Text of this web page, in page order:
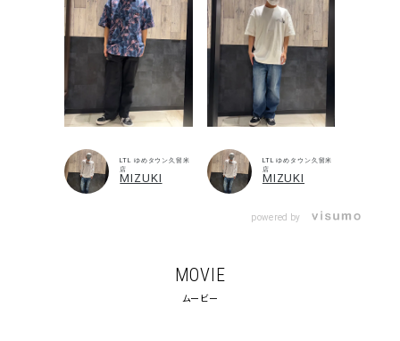
LTL ゆめタウン久留米
店
MIZUKI
LTL ゆめタウン久留米
店
MIZUKI
powered by
MOVIE
ムービー